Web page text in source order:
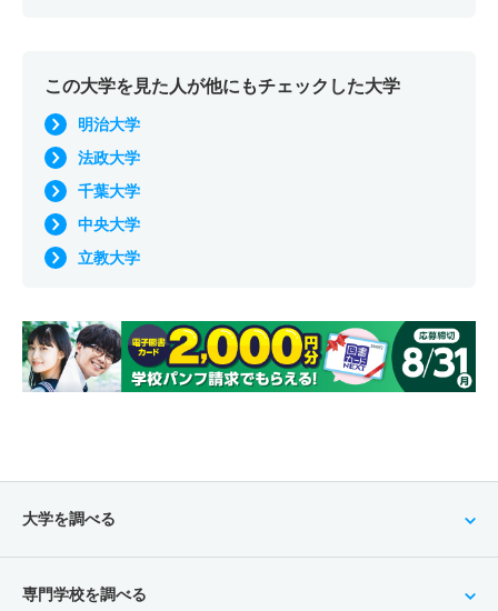
この大学を見た人が他にもチェックした大学
明治大学
法政大学
千葉大学
中央大学
立教大学
大学を調べる
専門学校を調べる